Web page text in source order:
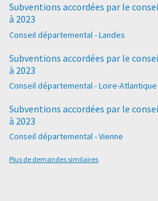
Subventions accordées par le
à 2023
Conseil départemental - Landes
Subventions accordées par le
à 2023
Conseil départemental - Loire-Atlantique
Subventions accordées par le
à 2023
Conseil départemental - Vienne
Plus de demandes similaires